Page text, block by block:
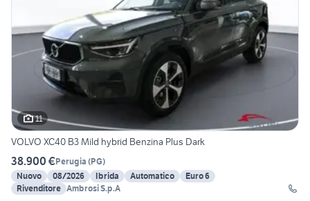
11
VOLVO XC40 B3 Mild hybrid Benzina Plus Dark
38.900 €Perugia (PG)
Nuovo
08/2026 Ibrida Automatico
Euro 6
Rivenditore Ambrosi S.p.A